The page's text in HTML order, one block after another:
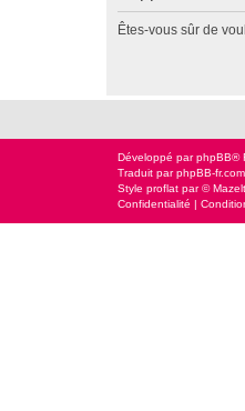
Êtes-vous sûr de
Développé parphpBB®
Traduit parphpBB-fr.com
Style proflat par ©
Confidentialité |